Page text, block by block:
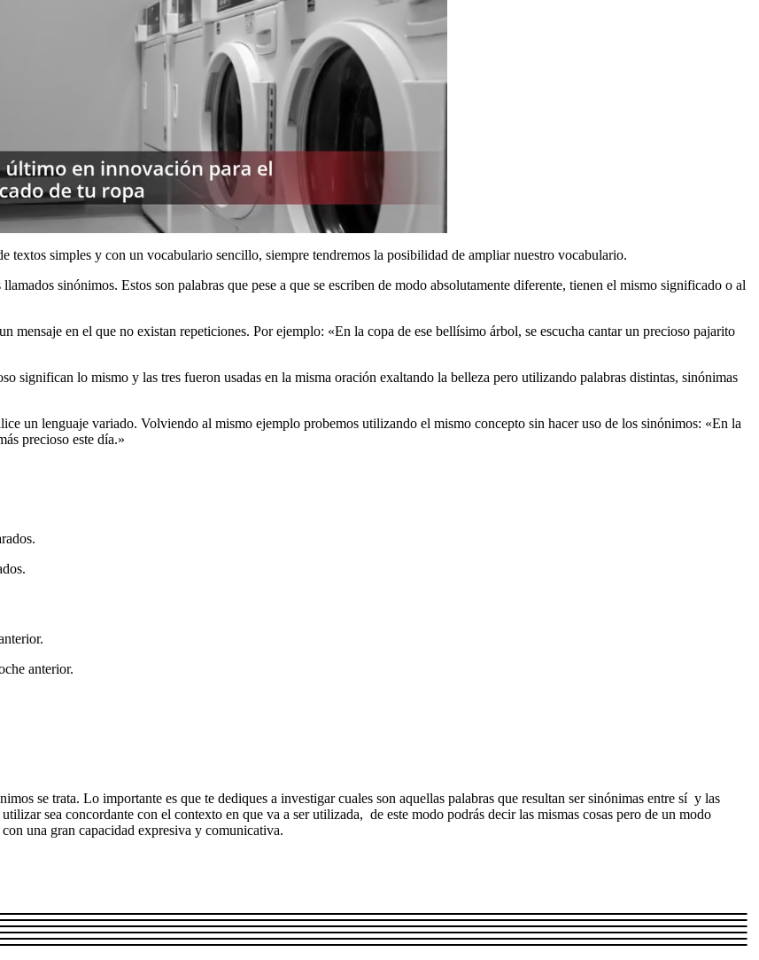
textos simples y con un vocabulario sencillo, siempre tendremos la posibilidad de ampliar nuestro vocabulario.
sinónimos. Estos son palabras que pese a que se escriben de modo absolutamente diferente, tienen el mismo significado o al
en el que no existan repeticiones. Por ejemplo: «En la copa de ese bellísimo árbol, se escucha cantar un precioso pajarito
significan lo mismo y las tres fueron usadas en la misma oración exaltando la belleza pero utilizando palabras distintas, sinónimas
un lenguaje variado. Volviendo al mismo ejemplo probemos utilizando el mismo concepto sin hacer uso de los sinónimos: «En la
precioso este día.»
anterior.
se trata. Lo importante es que te dediques a investigar cuales son aquellas palabras que resultan ser sinónimas entre sí y las
sea concordante con el contexto en que va a ser utilizada, de este modo podrás decir las mismas cosas pero de un modo
una gran capacidad expresiva y comunicativa.